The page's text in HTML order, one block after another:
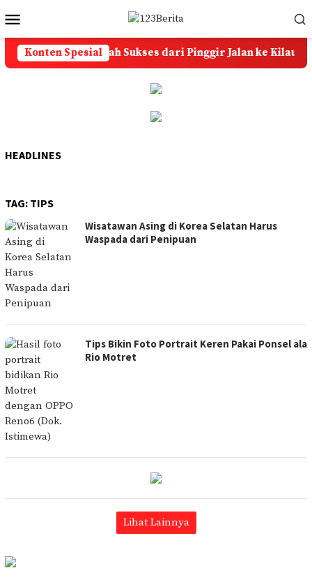
ke
kontenMobile
Konten Spesial
Batu Akik: Kisah Sukses dari Pinggir Jalan ke Kilau
HEADLINES
TAG: TIPS
Wisatawan Asing di Korea Selatan Harus
Waspada dari Penipuan
Tips Bikin Foto Portrait Keren Pakai Ponsel ala
Rio Motret
Lihat Lainnya